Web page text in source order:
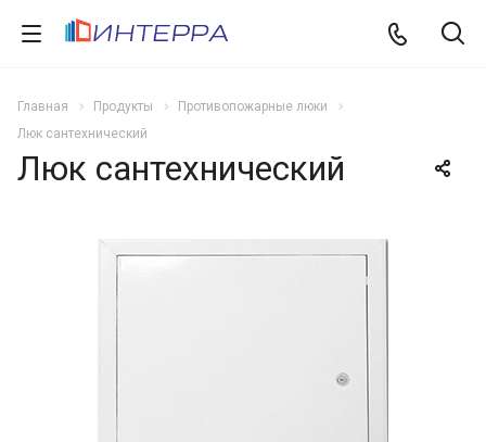
Главная Продукты
Противопожарные люки
Люк сантехнический
Люк сантехнический